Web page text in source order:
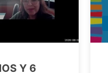
Y 6